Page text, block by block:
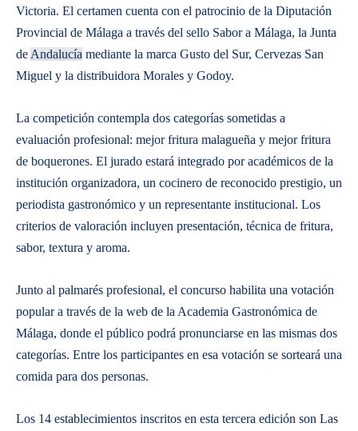
Victoria. El certamen cuenta con el patrocinio de la Diputación
Provincial de Málaga a través del sello Sabor a Málaga, la Junta
de Andalucía mediante la marca Gusto del Sur, Cervezas San
Miguel y la distribuidora Morales y Godoy.
La competición contempla dos categorías sometidas a
evaluación profesional: mejor fritura malagueña y mejor fritura
de boquerones. El jurado estará integrado por académicos de la
institución organizadora, un cocinero de reconocido prestigio, un
periodista gastronómico y un representante institucional. Los
criterios de valoración incluyen presentación, técnica de fritura,
sabor, textura y aroma.
Junto al palmarés profesional, el concurso habilita una votación
popular a través de la web de la Academia Gastronómica de
Málaga, donde el público podrá pronunciarse en las mismas dos
categorías. Entre los participantes en esa votación se sorteará una
comida para dos personas.
Los 14 establecimientos inscritos en esta tercera edición son Las